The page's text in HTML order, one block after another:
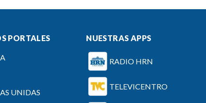
PORTALES
UNIDAS
NUESTRAS APPS
RADIO HRN
TELEVICENTRO